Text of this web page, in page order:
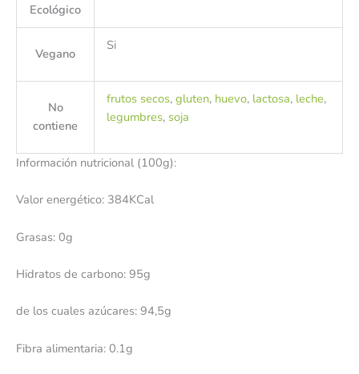
Ecológico
Vegano
Si
No
contiene
frutos secos, gluten, huevo, lactosa, leche,
legumbres, soja
Información nutricional (100g):
Valor energético: 384KCal
Grasas: 0g
Hidratos de carbono: 95g
de los cuales azúcares: 94,5g
Fibra alimentaria: 0.1g